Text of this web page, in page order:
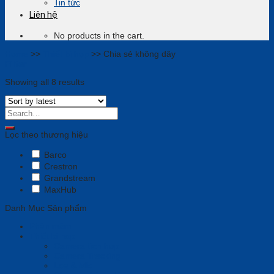
Tin tức
Liên hệ
No products in the cart.
>> >> Chia sẻ không dây
Showing all 8 results
Lọc theo thương hiệu
Barco
Crestron
Grandstream
MaxHub
Danh Mục Sản phẩm